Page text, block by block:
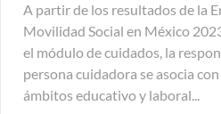
A partir de los resultados de la
Movilidad Social en México
el módulo de cuidados, la
persona cuidadora se asocia
ámbitos educativo y laboral...